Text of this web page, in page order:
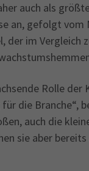
auch als
an, gefolgt vom
der im Vergleich
Rolle der
die Branche“,
auch die
sie aber bereits